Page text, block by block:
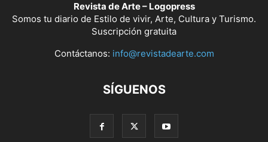
Revista de Arte – Logopress
Somos tu diario de Estilo de vivir, Arte, Cultura y Turismo.
Suscripción gratuita
Contáctanos: info@revistadearte.com
SÍGUENOS